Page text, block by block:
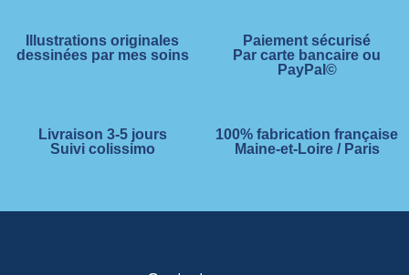
Illustrations originales
dessinées par mes soins
Paiement sécurisé
Par carte bancaire ou
PayPal©
Livraison 3-5 jours
Suivi colissimo
100% fabrication française
Maine-et-Loire / Paris